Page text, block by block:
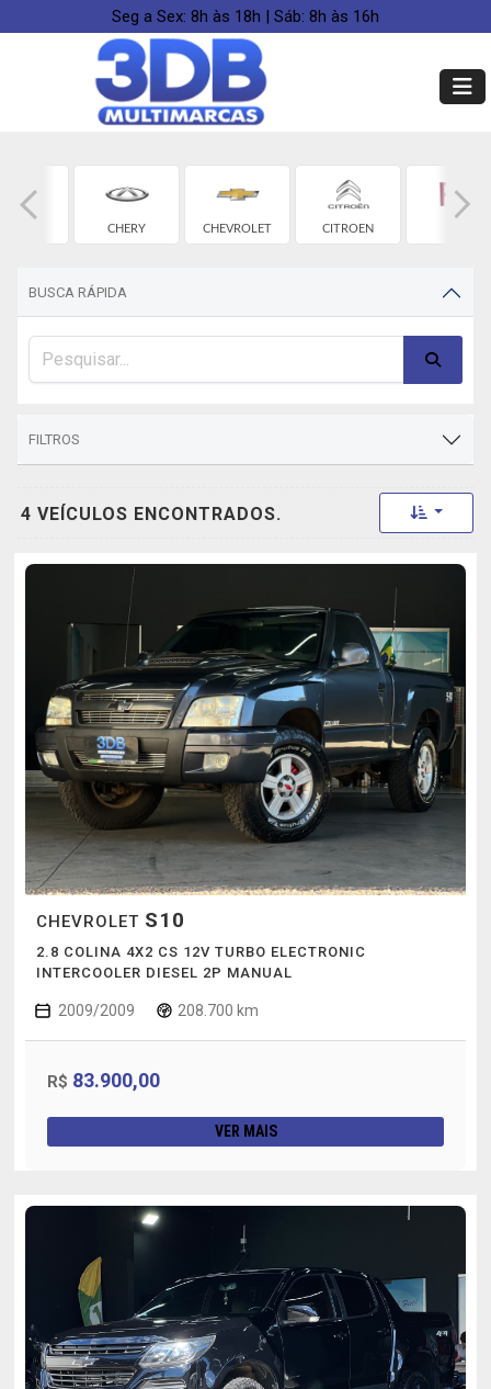
Seg a Sex: 8h às 18h | Sáb: 8h às 16h
BYD
CHERY
CHEVROLET CITROEN
BUSCA RÁPIDA
FILTROS
4 VEÍCULOS ENCONTRADOS. Toggle
CHEVROLET S10
2.8 COLINA 4X2 CS 12V TURBO ELECTRONIC
INTERCOOLER DIESEL 2P MANUAL
2009/2009 208.700 km
R$ 83.900,00
VER MAIS